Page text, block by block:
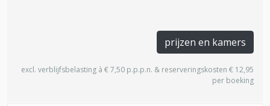
prijzen en kamers
excl. verblijfsbelasting à € 7,50 p.p.p.n. & reserveringskosten € 12,95
per boeking